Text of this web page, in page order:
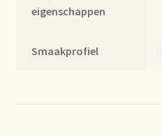
Mehrsprachigkeit
eigenschappen
Smaakprofiel